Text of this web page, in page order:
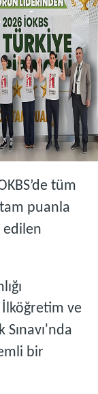
tüm
puanla
edilen
ve
bir